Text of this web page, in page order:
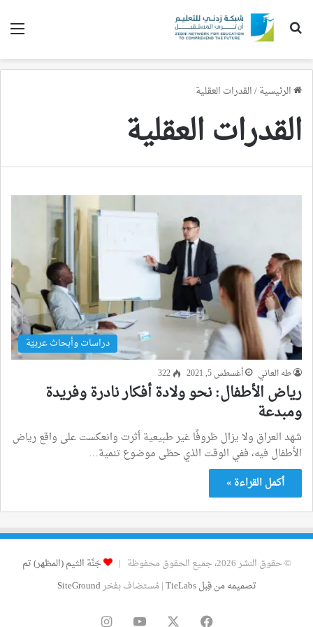
بحث عن
الرئيسية/القدرات العقلية
القدرات العقلية
دراسات وأبحاث عربيّة
طه العاني أغسطس 5, 2021 322
رياض الأطفال: نحو ولادة أفكار نادرة وفريدة
ومبدعة
شهد العراق ولا يزال ظروفًا غير طبيعية أثرت وانعكست على واقع رياض
الأطفال فيه، ففي الوقت الذي حظى موضوع تنمية…
أكمل القراءة »
© حقوق النشر 2026، جميع الحقوق محفوظة |
جَنَّة الثيم (المظهر) تم
تصميمه من قِبل TieLabs
| مُستضاف بفخرSiteGround
فيسبوك ‫YouTube